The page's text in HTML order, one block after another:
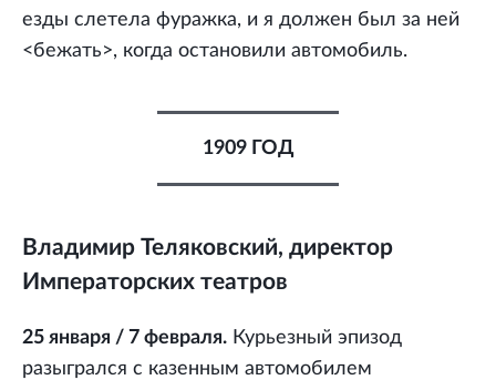
езды слетела фуражка, и я должен был за ней
<бежать>, когда остановили автомобиль.
1909 ГОД
Владимир Теляковский, директор
Императорских театров
25 января / 7 февраля. Курьезный эпизод
разыгрался с казенным автомобилем